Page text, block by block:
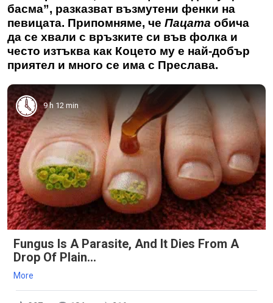
басма”, разказват възмутени фенки на
певицата. Припомняме, че Пацата обича
да се хвали с връзките си във фолка и
често изтъква как Коцето му е най-добър
приятел и много се има с Преслава.
9 h 12 min
Fungus Is A Parasite, And It Dies From A
Drop Of Plain...
More